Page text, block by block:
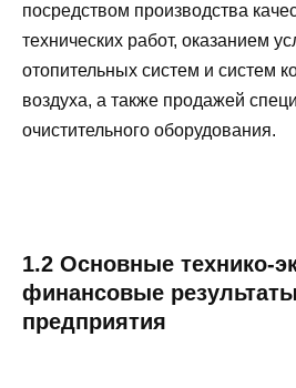
посредством производства
технических работ, оказанием
отопительных систем и систем
воздуха, а также продажей
очистительного оборудования.
1.2 Основные технико-
финансовые
предприятия